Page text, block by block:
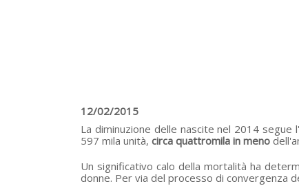
12/02/2015
La diminuzione delle nascite nel 2014
597 mila unità, circa quattromila in meno
Un significativo calo della mortalità ha
donne. Per via del processo di convergenza